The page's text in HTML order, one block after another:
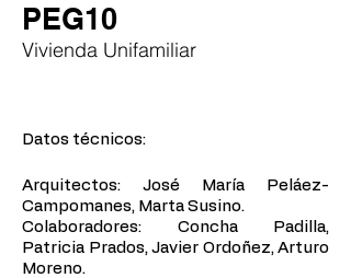
PEG10
Vivienda Unifamiliar
Datos técnicos:
Arquitectos: José María Peláez-
Campomanes, Marta Susino.
Colaboradores: Concha Padilla,
Patricia Prados, Javier Ordoñez, Arturo
Moreno.